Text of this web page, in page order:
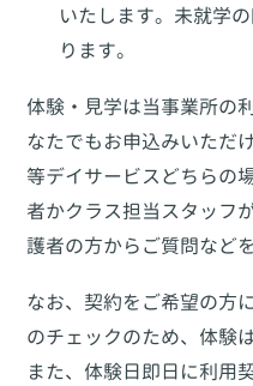
いたします。未就学
ります。
体験・見学は当事業所の
なたでもお申込みいただ
等デイサービスどちらの
者かクラス担当スタッフ
護者の方からご質問など
なお、契約をご希望の方
のチェックのため、体験
また、体験日即日に利用